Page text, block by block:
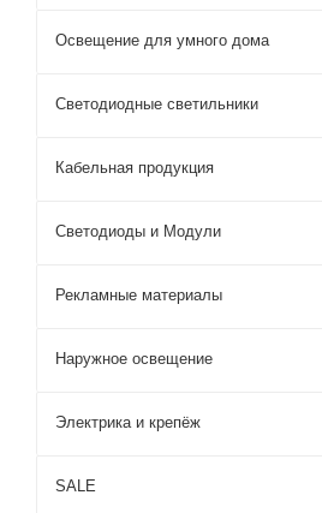
Освещение для умного дома
Светодиодные светильники
Кабельная продукция
Светодиоды и Модули
Рекламные материалы
Наружное освещение
Электрика и крепёж
SALE